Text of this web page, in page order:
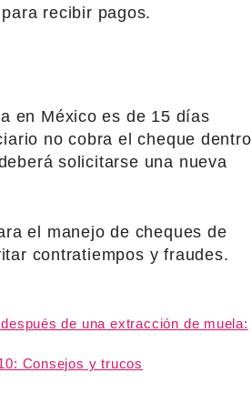
recibir pagos.
en México es de 15 días
no cobra el cheque dentro
solicitarse una nueva
el manejo de cheques de
contratiempos y fraudes.
de una extracción de muela:
Consejos y trucos